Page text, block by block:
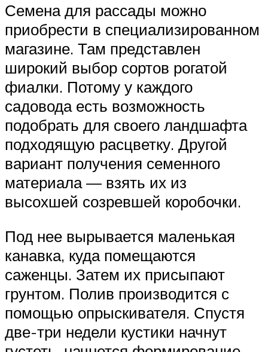
Семена для рассады можно
приобрести в специализированном
магазине. Там представлен
широкий выбор сортов рогатой
фиалки. Потому у каждого
садовода есть возможность
подобрать для своего ландшафта
подходящую расцветку. Другой
вариант получения семенного
материала — взять их из
высохшей созревшей коробочки.
Под нее вырывается маленькая
канавка, куда помещаются
саженцы. Затем их присыпают
грунтом. Полив производится с
помощью опрыскивателя. Спустя
две-три недели кустики начнут